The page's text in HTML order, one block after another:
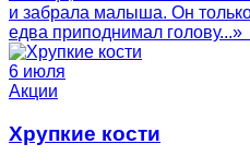
и забрала малыша. Он
едва приподнимал голову...»
6 июля
Акции
Хрупкие кости